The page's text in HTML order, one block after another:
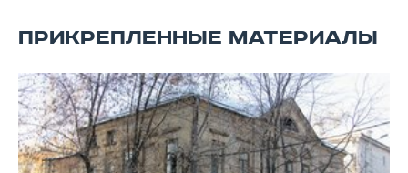
ПРИКРЕПЛЕННЫЕ МАТЕРИАЛЫ